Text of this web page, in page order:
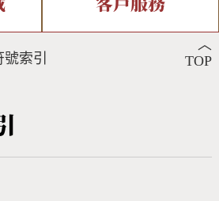
專有名詞介紹
織
注音查詢
造字解決方案
轉碼Web Service
工具
客戶服務
︿
TOP
號索引